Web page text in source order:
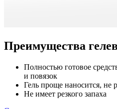
Преимущества
Полностью готовое
и повязок
Гель проще наносится, не
Не имеет резкого запаха